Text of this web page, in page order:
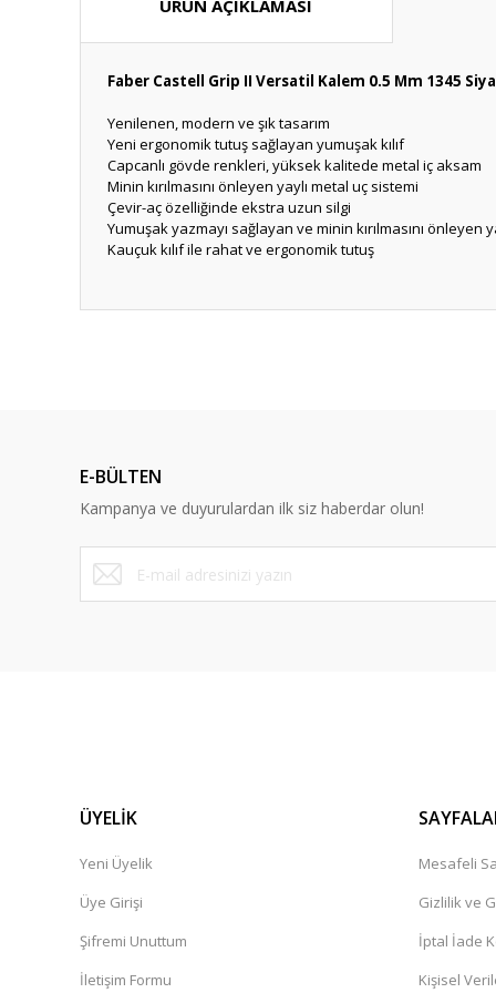
ÜRÜN AÇIKLAMASI
Faber Castell Grip II Versatil Kalem 0.5 Mm 1345
Yenilenen, modern ve şık tasarım
Yeni ergonomik tutuş sağlayan yumuşak kılıf
Capcanlı gövde renkleri, yüksek kalitede metal iç aksam
Minin kırılmasını önleyen yaylı metal uç sistemi
Çevir-aç özelliğinde ekstra uzun silgi
Yumuşak yazmayı sağlayan ve minin kırılmasını önleyen
Kauçuk kılıf ile rahat ve ergonomik tutuş
Ürün bilgilerinde hatalar bulunuyor.
Ürün fiyatı diğer sitelerden daha pahalı.
Bu ürüne benzer farklı alternatifler olmalı.
E-BÜLTEN
Kampanya ve duyurulardan ilk siz haberdar olun!
ÜYELİK
Yeni Üyelik
Üye Girişi
Şifremi Unuttum
İletişim Formu
Mesafeli
Gizlilik ve
İptal İade
Kişisel